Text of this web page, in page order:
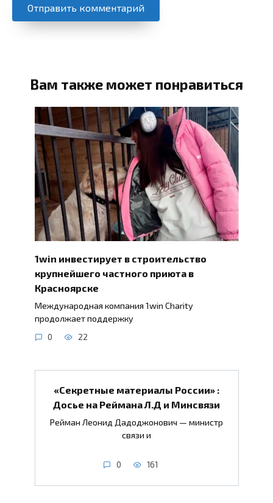
Вам также может понравиться
1win инвестирует в строительство
крупнейшего частного приюта в
Красноярске
Международная компания 1win Charity
продолжает поддержку
0 22
«Секретные материалы России» :
Досье на Реймана Л.Д и Минсвязи
Рейман Леонид Дадоджонович — министр
связи и
0 161